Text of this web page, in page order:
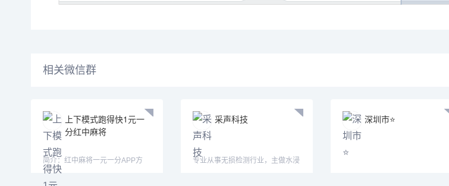
相关微信群
上下模式跑得快1元一
分红中麻将
简介：红中麻将一元一分APP方
式：认准微—mj33656—mimi15
采声科技
专业从事无损检测行业，主做水浸
深圳市⭐️